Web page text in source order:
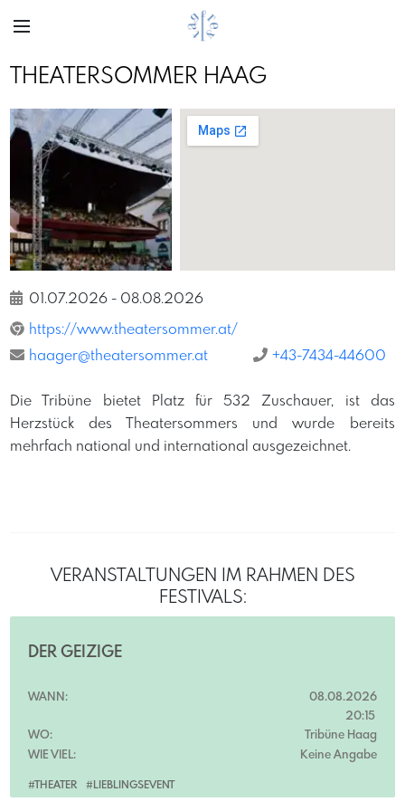
THEATERSOMMER HAAG
Previous Next
01.07.2026 - 08.08.2026
https://www.theatersommer.at/
haager@theatersommer.at
+43-7434-44600
Die Tribüne bietet Platz für 532 Zuschauer, ist das
Herzstück des Theatersommers und wurde bereits
mehrfach national und international ausgezeichnet.
VERANSTALTUNGEN IM RAHMEN DES
FESTIVALS:
#THEATER #LIEBLINGSEVENT
DER GEIZIGE
WANN:
08.08.2026
20:15
WO:
Tribüne Haag
WIE VIEL:
Keine Angabe